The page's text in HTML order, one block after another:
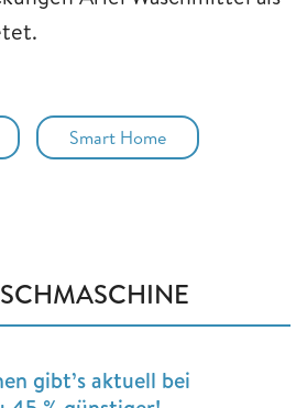
Smart Home
gibt’s aktuell bei